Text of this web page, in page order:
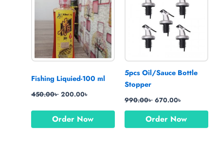
Fishing Liquied-100 ml
450.00৳ 200.00৳
Order Now
5pcs Oil/Sauce Bottle
Stopper
990.00৳ 670.00৳
Order Now